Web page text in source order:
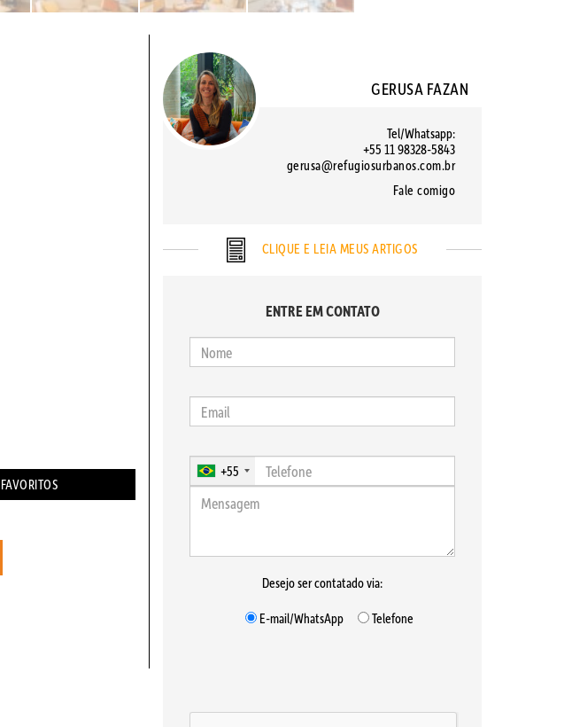
FAVORITOS
GERUSA FAZAN
Tel/Whatsapp:
+55 11 98328-5843
gerusa@refugiosurbanos.com.br
Fale comigo
CLIQUE E LEIA MEUS ARTIGOS
ENTRE EM CONTATO
+55
Desejo ser contatado via:
E-mail/WhatsApp
Telefone